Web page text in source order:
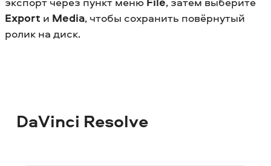
Export и Media, чтобы сохранить повёрнутый
ролик на диск.
DaVinci Resolve